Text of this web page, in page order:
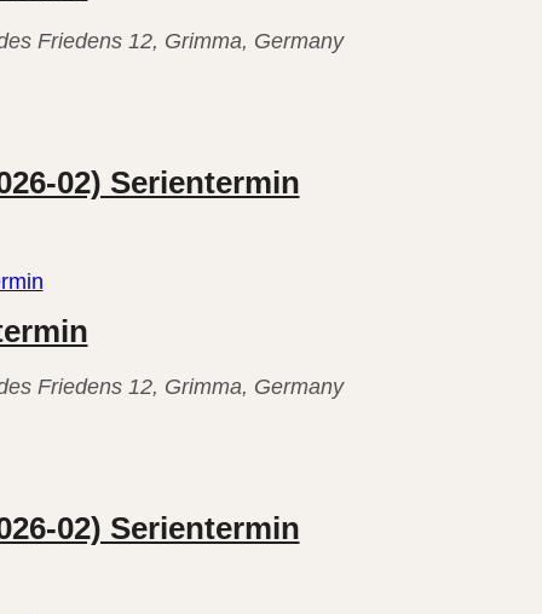
Friedens 12, Grimma, Germany
02) Serientermin
Friedens 12, Grimma, Germany
02) Serientermin